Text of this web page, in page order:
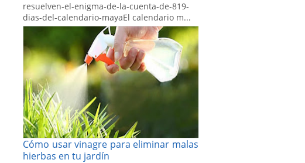
resuelven-el-enigma-de-la-cuenta-de-819-
dias-del-calendario-mayaEl calendario m...
Cómo usar vinagre para eliminar malas
hierbas en tu jardín